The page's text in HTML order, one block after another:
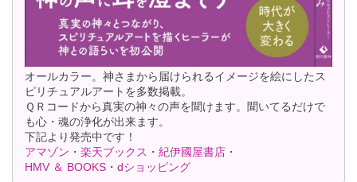
オールカラー。神さまから届けられるイメージを絵にしたス
ピリチュアルアートを多数掲載。
ＱＲコードから真実の神々の声を聞けます。聞いてるだけで
も心・魂の浄化が出来ます。
下記より発売中です！
アマゾン ・ 楽天ブックス ・ 紀伊國屋書店 ・
HMV ＆ BOOKS ・ dショッピング